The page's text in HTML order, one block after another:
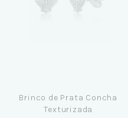
Brinco de Prata Concha
Texturizada